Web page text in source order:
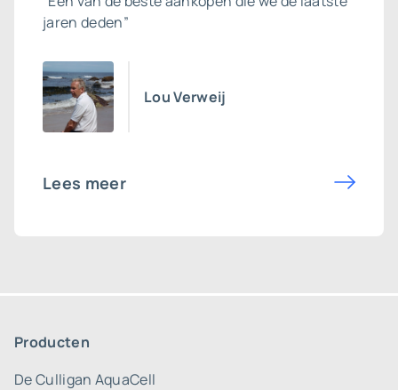
jaren deden”
Lou Verweij
Lees meer
Producten
De Culligan AquaCell